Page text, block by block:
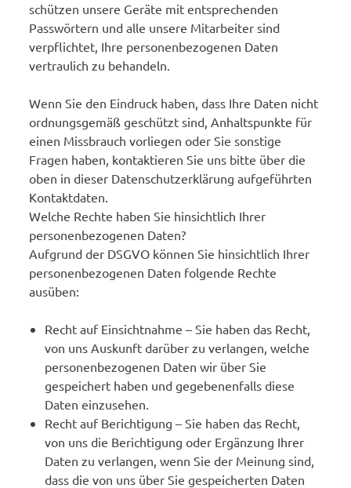
schützen unsere Geräte mit entsprechenden
Passwörtern und alle unsere Mitarbeiter sind
verpflichtet, Ihre personenbezogenen Daten
vertraulich zu behandeln.
Wenn Sie den Eindruck haben, dass Ihre Daten nicht
ordnungsgemäß geschützt sind, Anhaltspunkte für
einen Missbrauch vorliegen oder Sie sonstige
Fragen haben, kontaktieren Sie uns bitte über die
oben in dieser Datenschutzerklärung aufgeführten
Kontaktdaten.
Welche Rechte haben Sie hinsichtlich Ihrer
personenbezogenen Daten?
Aufgrund der DSGVO können Sie hinsichtlich Ihrer
personenbezogenen Daten folgende Rechte
ausüben:
Recht auf Einsichtnahme – Sie haben das Recht,
von uns Auskunft darüber zu verlangen, welche
personenbezogenen Daten wir über Sie
gespeichert haben und gegebenenfalls diese
Daten einzusehen.
Recht auf Berichtigung – Sie haben das Recht,
von uns die Berichtigung oder Ergänzung Ihrer
Daten zu verlangen, wenn Sie der Meinung sind,
dass die von uns über Sie gespeicherten Daten